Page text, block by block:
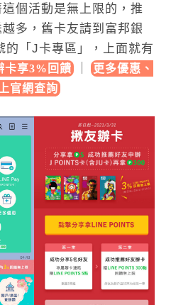
個活動是無上限的，推
多，舊卡友請到富邦銀
的「J卡專區」，上面就有
卡享3%回饋
更多優惠、
官網查詢